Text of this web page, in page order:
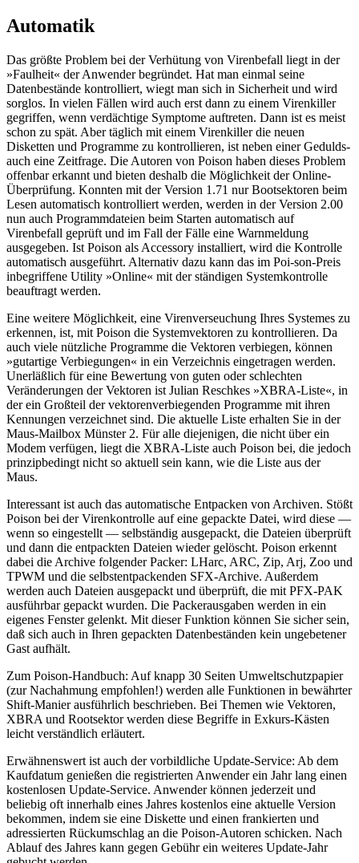
Automatik
Das größte Problem bei der Verhütung von Virenbefall liegt in der
»Faulheit« der Anwender begründet. Hat man einmal seine
Datenbestände kontrolliert, wiegt man sich in Sicherheit und wird
sorglos. In vielen Fällen wird auch erst dann zu einem Virenkiller
gegriffen, wenn verdächtige Symptome auftreten. Dann ist es meist
schon zu spät. Aber täglich mit einem Virenkiller die neuen
Disketten und Programme zu kontrollieren, ist neben einer Gedulds-
auch eine Zeitfrage. Die Autoren von Poison haben dieses Problem
offenbar erkannt und bieten deshalb die Möglichkeit der Online-
Überprüfung. Konnten mit der Version 1.71 nur Bootsektoren beim
Lesen automatisch kontrolliert werden, werden in der Version 2.00
nun auch Programmdateien beim Starten automatisch auf
Virenbefall geprüft und im Fall der Fälle eine Warnmeldung
ausgegeben. Ist Poison als Accessory installiert, wird die Kontrolle
automatisch ausgeführt. Alternativ dazu kann das im Poi-son-Preis
inbegriffene Utility »Online« mit der ständigen Systemkontrolle
beauftragt werden.
Eine weitere Möglichkeit, eine Virenverseuchung Ihres Systemes zu
erkennen, ist, mit Poison die Systemvektoren zu kontrollieren. Da
auch viele nützliche Programme die Vektoren verbiegen, können
»gutartige Verbiegungen« in ein Verzeichnis eingetragen werden.
Unerläßlich für eine Bewertung von guten oder schlechten
Veränderungen der Vektoren ist Julian Reschkes »XBRA-Liste«, in
der ein Großteil der vektorenverbiegenden Programme mit ihren
Kennungen verzeichnet sind. Die aktuelle Liste erhalten Sie in der
Maus-Mailbox Münster 2. Für alle diejenigen, die nicht über ein
Modem verfügen, liegt die XBRA-Liste auch Poison bei, die jedoch
prinzipbedingt nicht so aktuell sein kann, wie die Liste aus der
Maus.
Interessant ist auch das automatische Entpacken von Archiven. Stößt
Poison bei der Virenkontrolle auf eine gepackte Datei, wird diese —
wenn so eingestellt — selbständig ausgepackt, die Dateien überprüft
und dann die entpackten Dateien wieder gelöscht. Poison erkennt
dabei die Archive folgender Packer: LHarc, ARC, Zip, Arj, Zoo und
TPWM und die selbstentpackenden SFX-Archive. Außerdem
werden auch Dateien ausgepackt und überprüft, die mit PFX-PAK
ausführbar gepackt wurden. Die Packerausgaben werden in ein
eigenes Fenster gelenkt. Mit dieser Funktion können Sie sicher sein,
daß sich auch in Ihren gepackten Datenbeständen kein ungebetener
Gast aufhält.
Zum Poison-Handbuch: Auf knapp 30 Seiten Umweltschutzpapier
(zur Nachahmung empfohlen!) werden alle Funktionen in bewährter
Shift-Manier ausführlich beschrieben. Bei Themen wie Vektoren,
XBRA und Rootsektor werden diese Begriffe in Exkurs-Kästen
leicht verständlich erläutert.
Erwähnenswert ist auch der vorbildliche Update-Service: Ab dem
Kaufdatum genießen die registrierten Anwender ein Jahr lang einen
kostenlosen Update-Service. Anwender können jederzeit und
beliebig oft innerhalb eines Jahres kostenlos eine aktuelle Version
bekommen, indem sie eine Diskette und einen frankierten und
adressierten Rückumschlag an die Poison-Autoren schicken. Nach
Ablauf des Jahres kann gegen Gebühr ein weiteres Update-Jahr